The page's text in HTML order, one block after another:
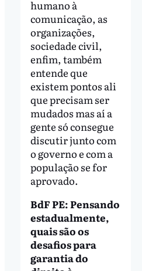
humano à
comunicação, as
organizações,
sociedade civil,
enfim, também
entende que
existem pontos ali
que precisam ser
mudados mas aí a
gente só consegue
discutir junto com
o governo e com a
população se for
aprovado.
BdF PE: Pensando
estadualmente,
quais são os
desafios para
garantia do